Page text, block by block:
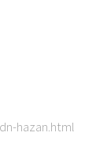
hazan.html